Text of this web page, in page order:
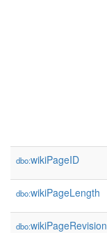
dbo:wikiPageID
dbo:wikiPageLength
dbo: